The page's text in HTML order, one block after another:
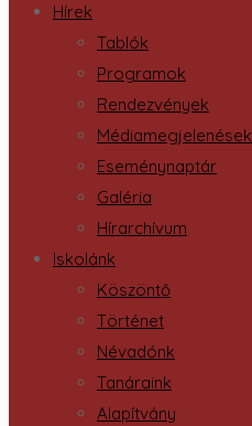
Hírek
Tablók
Programok
Rendezvények
Médiamegjelenések
Eseménynaptár
Galéria
Hírarchívum
Iskolánk
Köszöntő
Történet
Névadónk
Tanáraink
Alapítvány